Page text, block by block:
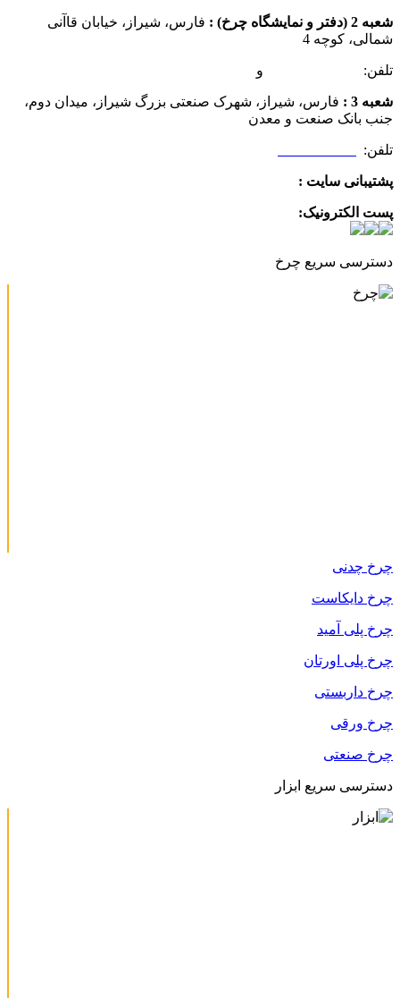
شعبه 2 (دفتر و نمایشگاه چرخ) :
فارس، شیراز، خیابان قاآنی
شمالی، کوچه 4
تلفن: و
شعبه 3 :
فارس، شیراز، شهرک صنعتی بزرگ شیراز، میدان دوم،
جنب بانک صنعت و معدن
تلفن:
پشتیبانی سایت :
پست الکترونیک:
دسترسی سریع چرخ
چرخ چدنی
چرخ دایکاست
چرخ پلی آمید
چرخ پلی اورتان
چرخ داربستی
چرخ ورقی
چرخ صنعتی
دسترسی سریع ابزار